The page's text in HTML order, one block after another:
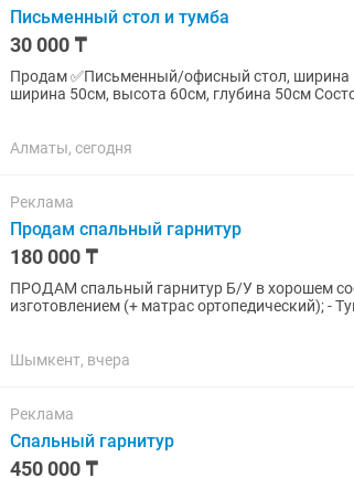
Письменный стол и тумба
30 000 ₸
Продам ✅Письменный/офисный стол, ширина
ширина 50см, высота 60см, глубина 50см Состояние отличное, самовывоз. Есть по 2шт в
Алматы, сегодня
Реклама
Продам спальный гарнитур
180 000 ₸
ПРОДАМ спальный гарнитур Б/У в хорошем состоянии. - Кровать
изготовлением (+ матрас ортопедический); - Тумба прикроватная - 2 шт; - Стол письменный; -
Шымкент, вчера
Реклама
Спальный гарнитур
450 000 ₸